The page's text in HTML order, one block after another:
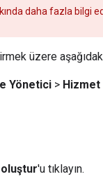
daha fazla bilgi
üzere aşağıdaki
Yönetici > Hizmet
'u tıklayın.